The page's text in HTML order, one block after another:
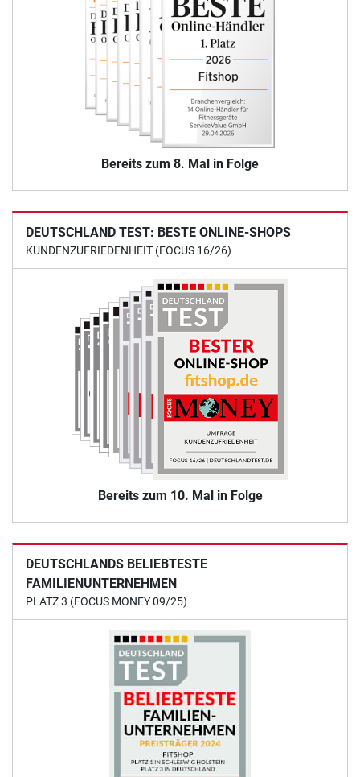
Bereits zum 8. Mal in Folge
DEUTSCHLAND TEST: BESTE ONLINE-SHOPS
KUNDENZUFRIEDENHEIT (FOCUS 16/26)
Bereits zum 10. Mal in Folge
DEUTSCHLANDS BELIEBTESTE
FAMILIENUNTERNEHMEN
PLATZ 3 (FOCUS MONEY 09/25)